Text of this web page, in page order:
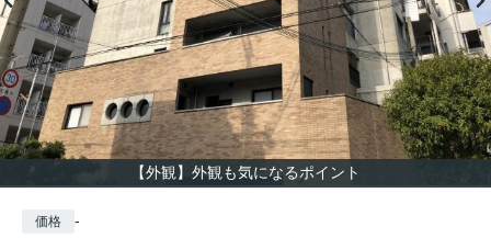
【外観】外観も気になるポイント
価格 -